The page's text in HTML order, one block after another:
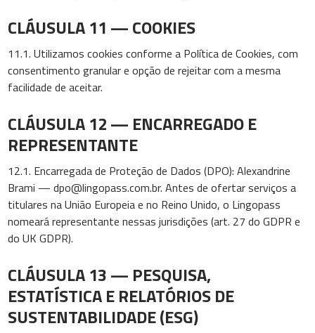
CLÁUSULA 11 — COOKIES
11.1. Utilizamos cookies conforme a Política de Cookies, com
consentimento granular e opção de rejeitar com a mesma
facilidade de aceitar.
CLÁUSULA 12 — ENCARREGADO E
REPRESENTANTE
12.1. Encarregada de Proteção de Dados (DPO): Alexandrine
Brami —dpo@lingopass.com.br. Antes de ofertar serviços a
titulares na União Europeia e no Reino Unido, o Lingopass
nomeará representante nessas jurisdições (art. 27 do GDPR e
do UK GDPR).
CLÁUSULA 13 — PESQUISA,
ESTATÍSTICA E RELATÓRIOS DE
SUSTENTABILIDADE (ESG)